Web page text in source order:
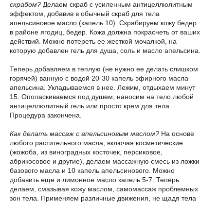
скрабом? Делаем скраб с усиленным антицеллюлитным
эффектом, добавив в обычный скраб для тела
апельсиновое масло (капель 10). Скрабируем кожу бедер
в районе ягодиц, бедер. Кожа должна покраснеть от ваших
действий. Можно потереть ее жесткой мочалкой, на
которую добавлен гель для душа, соль и масло апельсина.
Теперь добавляем в теплую (не нужно ее делать слишком
горячей) ванную с водой 20-30 капель эфирного масла
апельсина. Укладываемся в нее. Лежим, отдыхаем минут
15. Ополаскиваемся под душем, наносим на тело любой
антицеллюлитный гель или просто крем для тела.
Процедура закончена.
Как делать массаж с апельсиновым маслом? На основе
любого растительного масла, включая косметические
(жожоба, из виноградных косточек, персиковое,
абрикосовое и другие), делаем массажную смесь из ложки
базового масла и 10 капель апельсинового. Можно
добавить еще и лимонное масло капель 5-7. Теперь
делаем, смазывая кожу маслом, самомассаж проблемных
зон тела. Применяем различные движения, не щадя тела